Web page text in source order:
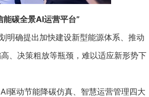
碳全景AI运营平台”
确提出加快建设新型能源体系、推动
、决策粗放等瓶颈，难以适应新形势下
动节能降碳仿真、智慧运营管理四大